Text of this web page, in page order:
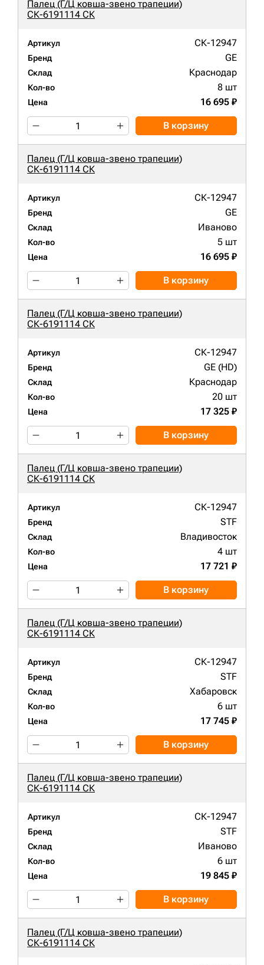
Палец (Г/Ц ковша-звено трапеции)
СК-6191114 СК
Артикул СК-12947
Бренд GE
Склад Краснодар
Кол-во 8 шт
Цена 16 695 ₽
В корзину
Палец (Г/Ц ковша-звено трапеции)
СК-6191114 СК
Артикул СК-12947
Бренд GE
Склад Иваново
Кол-во 5 шт
Цена 16 695 ₽
В корзину
Палец (Г/Ц ковша-звено трапеции)
СК-6191114 СК
Артикул СК-12947
Бренд GE (HD)
Склад Краснодар
Кол-во 20 шт
Цена 17 325 ₽
В корзину
Палец (Г/Ц ковша-звено трапеции)
СК-6191114 СК
Артикул СК-12947
Бренд STF
Склад Владивосток
Кол-во 4 шт
Цена 17 721 ₽
В корзину
Палец (Г/Ц ковша-звено трапеции)
СК-6191114 СК
Артикул СК-12947
Бренд STF
Склад Хабаровск
Кол-во 6 шт
Цена 17 745 ₽
В корзину
Палец (Г/Ц ковша-звено трапеции)
СК-6191114 СК
Артикул СК-12947
Бренд STF
Склад Иваново
Кол-во 6 шт
Цена 19 845 ₽
В корзину
Палец (Г/Ц ковша-звено трапеции)
СК-6191114 СК